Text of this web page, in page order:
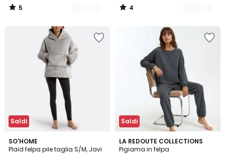
5
/
4
/
Saldi
SO'HOME
Plaid felpa pile taglia S/M, Javi
4,9
/ 5
9
Colori
Saldi
LA REDOUTE COLLECTIONS
Pigiama in felpa
3,2
/ 5
3
Colori